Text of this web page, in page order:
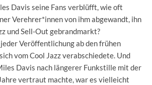
Davis seine Fans verblüfft, wie oft
Verehrer*innen von ihm abgewandt, ihn
und Sell-Out gebrandmarkt?
Veröffentlichung ab den frühen
vom Cool Jazz verabschiedete. Und
Davis nach längerer Funkstille mit der
vertraut machte, war es vielleicht